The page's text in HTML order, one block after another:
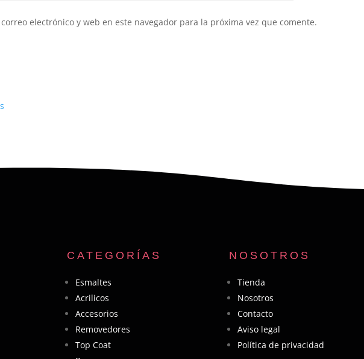
electrónico y web en este navegador para la próxima vez que comente.
CATEGORÍAS
Esmaltes
Acrilicos
Accesorios
Removedores
Top Coat
NOSOTROS
Tienda
Nosotros
Contacto
Aviso legal
Política de privacidad